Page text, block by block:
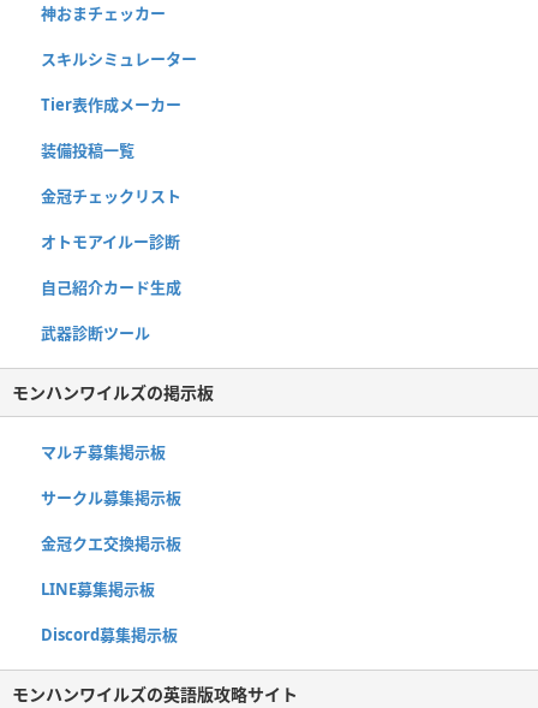
神おまチェッカー
スキルシミュレーター
Tier表作成メーカー
装備投稿一覧
金冠チェックリスト
オトモアイルー診断
自己紹介カード生成
武器診断ツール
モンハンワイルズの掲示板
マルチ募集掲示板
サークル募集掲示板
金冠クエ交換掲示板
LINE募集掲示板
Discord募集掲示板
モンハンワイルズの英語版攻略サイト